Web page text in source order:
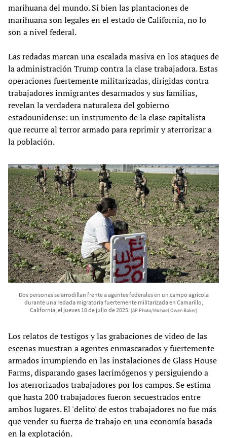
marihuana del mundo. Si bien las plantaciones de
marihuana son legales en el estado de California, no lo
son a nivel federal.
Las redadas marcan una escalada masiva en los ataques de
la administración Trump contra la clase trabajadora. Estas
operaciones fuertemente militarizadas, dirigidas contra
trabajadores inmigrantes desarmados y sus familias,
revelan la verdadera naturaleza del gobierno
estadounidense: un instrumento de la clase capitalista
que recurre al terror armado para reprimir y aterrorizar a
la población.
Dos personas se arrodillan frente a agentes federales en un campo agrícola
durante una redada migratoria fuertemente militarizada en Camarillo,
California, el jueves 10 de julio de 2025. [AP Photo/Michael Owen Baker]
Los relatos de testigos y las grabaciones de video de las
escenas muestran a agentes enmascarados y fuertemente
armados irrumpiendo en las instalaciones de Glass House
Farms, disparando gases lacrimógenos y persiguiendo a
los aterrorizados trabajadores por los campos. Se estima
que hasta 200 trabajadores fueron secuestrados entre
ambos lugares. El 'delito' de estos trabajadores no fue más
que vender su fuerza de trabajo en una economía basada
en la explotación.